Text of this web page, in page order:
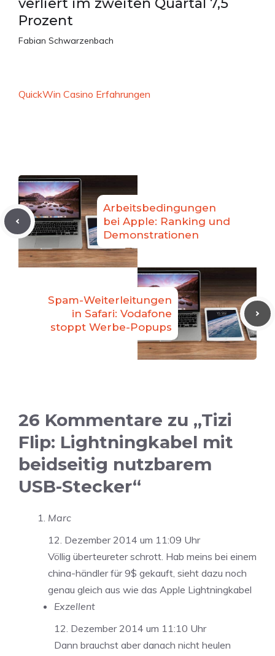
verliert im zweiten Quartal 7,5
Prozent
Fabian Schwarzenbach
QuickWin Casino Erfahrungen
Arbeitsbedingungen
bei Apple: Ranking und
Demonstrationen
Spam-Weiterleitungen
in Safari: Vodafone
stoppt Werbe-Popups
26 Kommentare zu „Tizi
Flip: Lightningkabel mit
beidseitig nutzbarem
USB-Stecker“
Marc
12. Dezember 2014 um 11:09 Uhr
Völlig überteureter schrott. Hab meins bei einem
china-händler für 9$ gekauft, sieht dazu noch
genau gleich aus wie das Apple Lightningkabel
Exzellent
12. Dezember 2014 um 11:10 Uhr
Dann brauchst aber danach nicht heulen